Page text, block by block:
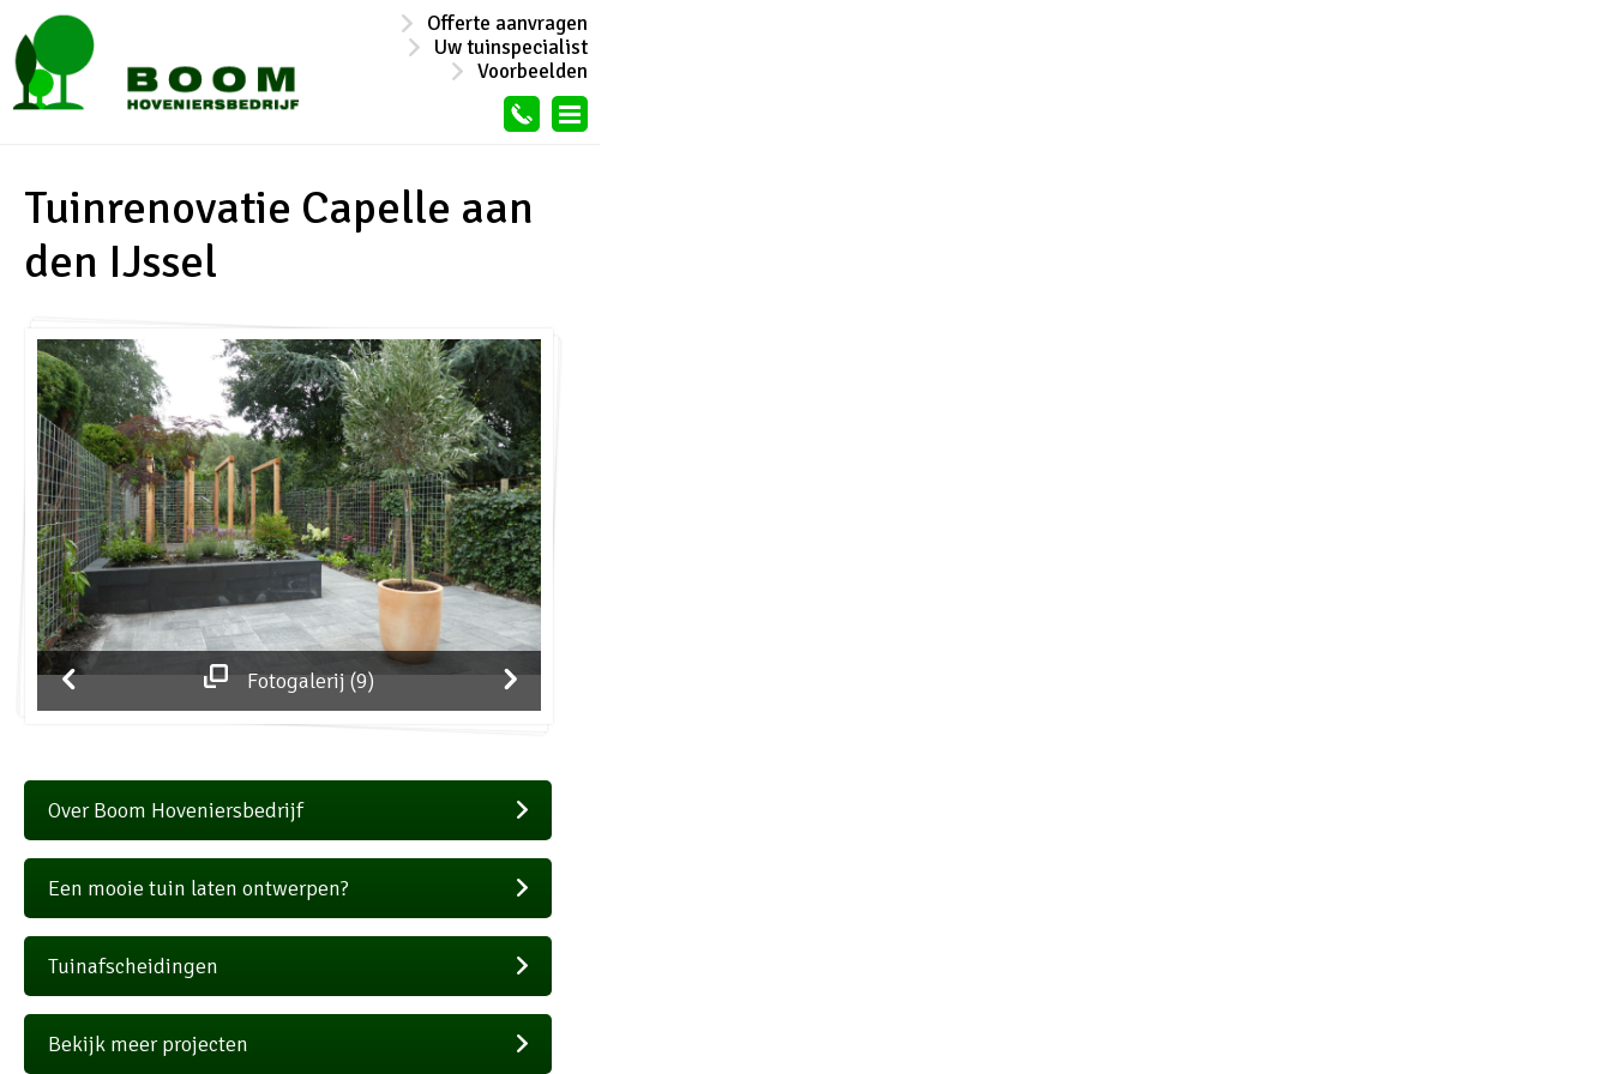
Offerte aanvragen
Uw tuinspecialist
Voorbeelden
Tuinrenovatie Capelle aan
den IJssel
Fotogalerij (9)
Over Boom Hoveniersbedrijf
Een mooie tuin laten ontwerpen?
Tuinafscheidingen
Bekijk meer projecten